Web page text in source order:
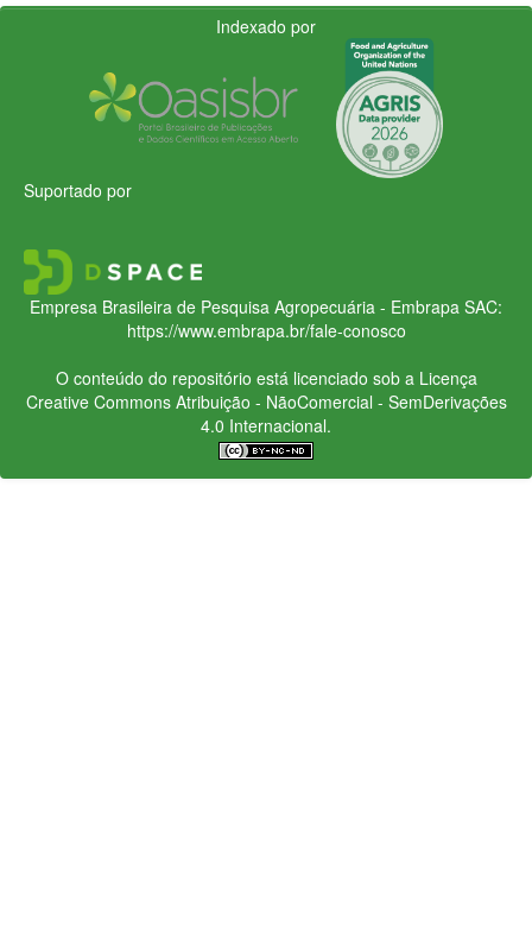
Indexado por
Suportado por
Empresa Brasileira de Pesquisa Agropecuária - Embrapa SAC:
https://www.embrapa.br/fale-conosco
O conteúdo do repositório está licenciado sob a Licença
Creative CommonsAtribuição - NãoComercial - SemDerivações
4.0 Internacional.